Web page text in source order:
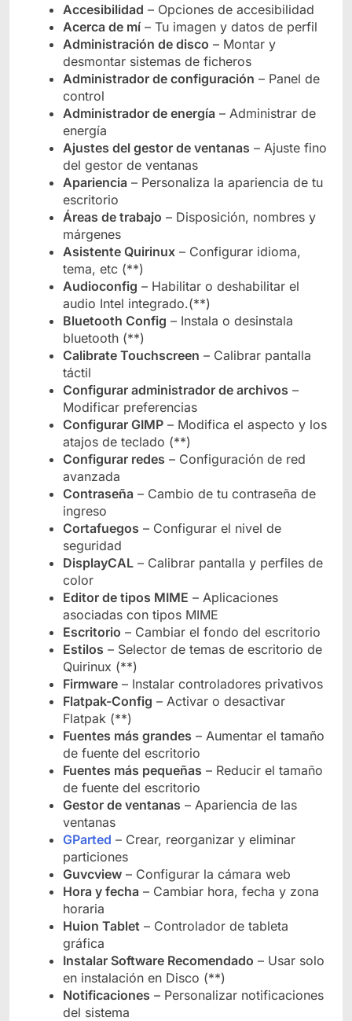
Accesibilidad – Opciones de accesibilidad
Acerca de mí – Tu imagen y datos de perfil
Administración de disco – Montar y
desmontar sistemas de ficheros
Administrador de configuración – Panel de
control
Administrador de energía – Administrar de
energía
Ajustes del gestor de ventanas – Ajuste fino
del gestor de ventanas
Apariencia – Personaliza la apariencia de tu
escritorio
Áreas de trabajo – Disposición, nombres y
márgenes
Asistente Quirinux – Configurar idioma,
tema, etc (**)
Audioconfig – Habilitar o deshabilitar el
audio Intel integrado.(**)
Bluetooth Config – Instala o desinstala
bluetooth (**)
Calibrate Touchscreen – Calibrar pantalla
táctil
Configurar administrador de archivos –
Modificar preferencias
Configurar GIMP – Modifica el aspecto y los
atajos de teclado (**)
Configurar redes – Configuración de red
avanzada
Contraseña – Cambio de tu contraseña de
ingreso
Cortafuegos – Configurar el nivel de
seguridad
DisplayCAL – Calibrar pantalla y perfiles de
color
Editor de tipos MIME – Aplicaciones
asociadas con tipos MIME
Escritorio – Cambiar el fondo del escritorio
Estilos – Selector de temas de escritorio de
Quirinux (**)
Firmware – Instalar controladores privativos
Flatpak-Config – Activar o desactivar
Flatpak (**)
Fuentes más grandes – Aumentar el tamaño
de fuente del escritorio
Fuentes más pequeñas – Reducir el tamaño
de fuente del escritorio
Gestor de ventanas – Apariencia de las
ventanas
GParted – Crear, reorganizar y eliminar
particiones
Guvcview – Configurar la cámara web
Hora y fecha – Cambiar hora, fecha y zona
horaria
Huion Tablet – Controlador de tableta
gráfica
Instalar Software Recomendado – Usar solo
en instalación en Disco (**)
Notificaciones – Personalizar notificaciones
del sistema